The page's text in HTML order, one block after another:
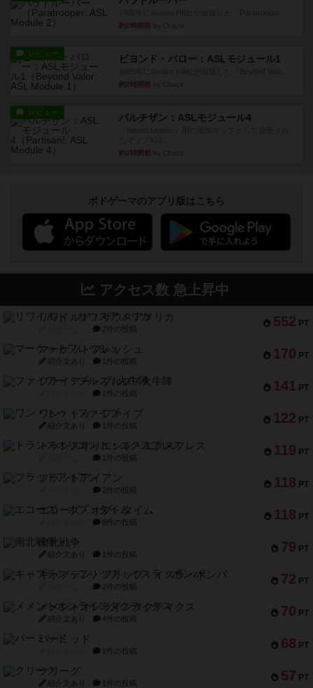
約2時間前
レビュー ビヨンド・バロー：ASLモジュール1
約2時間前
レビュー パルチザン：ASLモジュール4
約2時間前
ボドゲーマのアプリ版はこちら
アクセス数 急上昇中
552 PT
リワイルド：サウスアメリカ
2件の投稿
170 PT
マーケットフレッシュ
紹介文あり 1件の投稿
141 PT
ファイアー・ブルズ / 火牛陣
1件の投稿
122 PT
ワン・トゥ・ファイブ
紹介文あり 1件の投稿
119 PT
トランスオリエント・エクスプレス
1件の投稿
118 PT
フラットアイアン
2件の投稿
118 PT
エコーズ・オブ・タイム
8件の投稿
79 PT
南北戦争
紹介文あり 1件の投稿
72 PT
キャプテン・フリップ：イスラ・ボンバ
2件の投稿
70 PT
メメントオンラインタクティクス
紹介文あり 4件の投稿
68 PT
パーミッド
1件の投稿
57 PT
クリーグ
紹介文あり 1件の投稿